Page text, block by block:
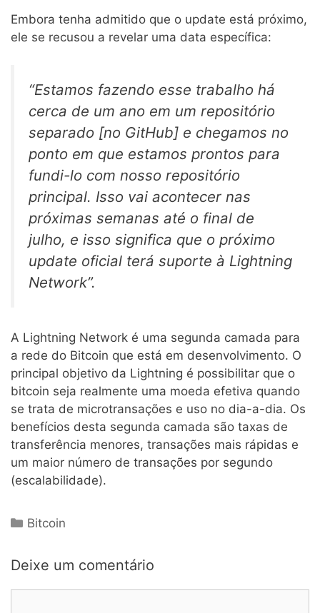
Embora tenha admitido que o update está próximo,
ele se recusou a revelar uma data específica:
“Estamos fazendo esse trabalho há
cerca de um ano em um repositório
separado [no GitHub] e chegamos no
ponto em que estamos prontos para
fundi-lo com nosso repositório
principal. Isso vai acontecer nas
próximas semanas até o final de
julho, e isso significa que o próximo
update oficial terá suporte à Lightning
Network”.
A Lightning Network é uma segunda camada para
a rede do Bitcoin que está em desenvolvimento. O
principal objetivo da Lightning é possibilitar que o
bitcoin seja realmente uma moeda efetiva quando
se trata de microtransações e uso no dia-a-dia. Os
benefícios desta segunda camada são taxas de
transferência menores, transações mais rápidas e
um maior número de transações por segundo
(escalabilidade).
Categorias
Bitcoin
Deixe um comentário